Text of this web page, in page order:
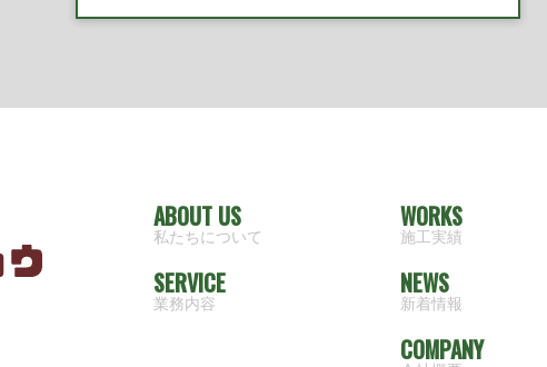
ABOUT US
私たちについて
SERVICE
業務内容
WORKS
施工実績
NEWS
新着情報
COMPANY